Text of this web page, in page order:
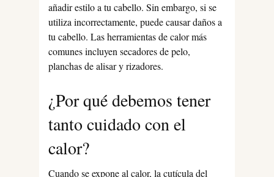
añadir estilo a tu cabello. Sin embargo, si se
utiliza incorrectamente, puede causar daños a
tu cabello. Las herramientas de calor más
comunes incluyen secadores de pelo,
planchas de alisar y rizadores.
¿Por qué debemos tener
tanto cuidado con el
calor?
Cuando se expone al calor, la cutícula del